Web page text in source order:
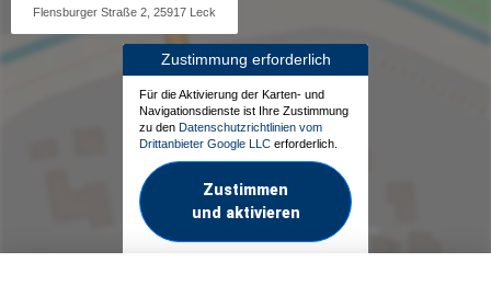
Flensburger Straße 2, 25917 Leck
Zustimmung erforderlich
Für die Aktivierung der Karten- und
Navigationsdienste ist Ihre Zustimmung
zu den Datenschutzrichtlinien vom
Drittanbieter Google LLC erforderlich.
Zustimmen
und aktivieren